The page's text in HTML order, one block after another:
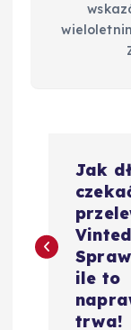
w
Jak
ile to
trwa!